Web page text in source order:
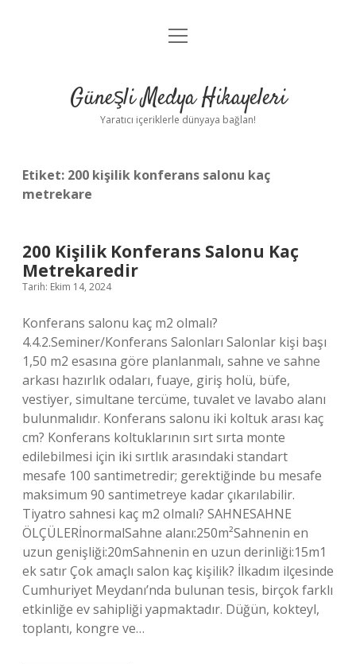
Anasayfa
Yasal Uyarı
menüyü
Güneşli Medya Hikayeleri
Yaratıcı içeriklerle dünyaya bağlan!
Etiket: 200 kişilik konferans salonu kaç
metrekare
200 Kişilik Konferans Salonu Kaç
Metrekaredir
Tarih: Ekim 14, 2024
Konferans salonu kaç m2 olmalı?
4.4.2.Seminer/Konferans Salonları Salonlar kişi başı
1,50 m2 esasına göre planlanmalı, sahne ve sahne
arkası hazırlık odaları, fuaye, giriş holü, büfe,
vestiyer, simultane tercüme, tuvalet ve lavabo alanı
bulunmalıdır. Konferans salonu iki koltuk arası kaç
cm? Konferans koltuklarının sırt sırta monte
edilebilmesi için iki sırtlık arasındaki standart
mesafe 100 santimetredir; gerektiğinde bu mesafe
maksimum 90 santimetreye kadar çıkarılabilir.
Tiyatro sahnesi kaç m2 olmalı? SAHNESAHNE
ÖLÇÜLERİnormalSahne alanı:250m²Sahnenin en
uzun genişliği:20mSahnenin en uzun derinliği:15m1
ek satır Çok amaçlı salon kaç kişilik? İlkadım ilçesinde
Cumhuriyet Meydanı’nda bulunan tesis, birçok farklı
etkinliğe ev sahipliği yapmaktadır. Düğün, kokteyl,
toplantı, kongre ve…